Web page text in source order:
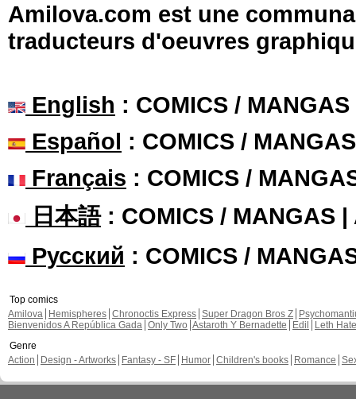
Amilova.com est une
traducteurs d'oeuvres
English : COMICS /
Español : COMICS /
Français : COMICS /
日本語: COMICS / MANGAS |
Русский : COMICS /
Top comics
Amilova
Hemispheres Chronoctis Express Super Dragon Bros Z
Bienvenidos A República Gada Only Two Astaroth Y Bernadette Edil
Leth Hate
Genre
Action
Design - Artworks Fantasy - SF Humor Children's books Romance